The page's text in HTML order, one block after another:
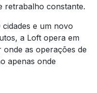
retrabalho constante.
e um novo
a Loft opera em
as operações de
apenas onde